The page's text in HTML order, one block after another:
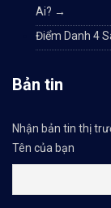
Ai? →
Điểm Danh 4
Bản tin
Nhận bản tin thị
Tên của bạn